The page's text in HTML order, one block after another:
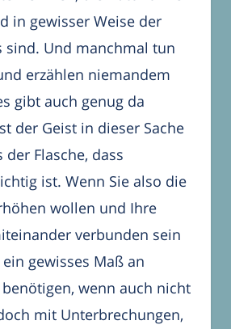
in gewisser Weise der
sind. Und manchmal tun
erzählen niemandem
gibt auch genug da
der Geist in dieser Sache
Flasche, dass
ist. Wenn Sie also die
wollen und Ihre
verbunden sein
gewisses Maß an
wenn auch nicht
mit Unterbrechungen,